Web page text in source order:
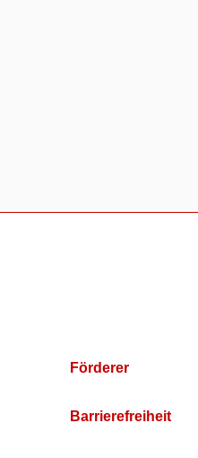
Förderer
Barrierefreiheit